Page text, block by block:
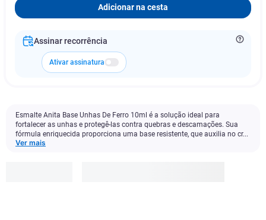
Adicionar na cesta
Assinar recorrência
Ativar assinatura
Esmalte Anita Base Unhas De Ferro 10ml é a solução ideal para
fortalecer as unhas e protegê-las contra quebras e descamações. Sua
fórmula enriquecida proporciona uma base resistente, que auxilia no cr...
Ver mais